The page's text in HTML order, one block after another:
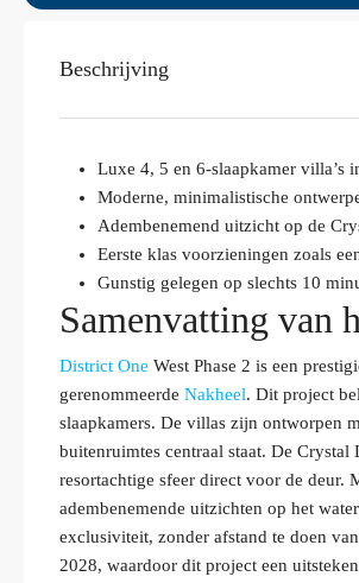
Beschrijving
Luxe 4, 5 en 6-slaapkamer villa’s
Moderne, minimalistische
Adembenemend uitzicht op de
Eerste klas voorzieningen zoals
Gunstig gelegen op slechts 10
Samenvatting van
District One West Phase 2 is een
gerenommeerde Nakheel. Dit project
slaapkamers. De villas zijn ontworpen
buitenruimtes centraal staat. De
resortachtige sfeer direct voor de deur.
adembenemende uitzichten op het
exclusiviteit, zonder afstand te doen
2028, waardoor dit project een